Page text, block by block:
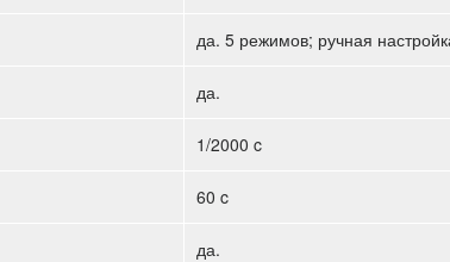
да. 5 режимов; ручная
да.
1/2000 c
60 c
да.